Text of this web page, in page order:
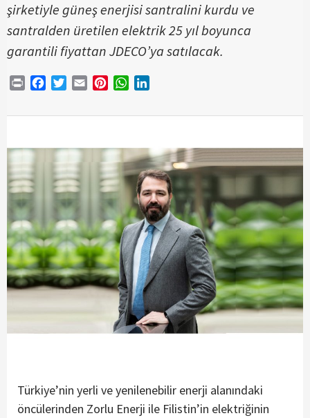
şirketiyle güneş enerjisi santralini kurdu ve
santralden üretilen elektrik 25 yıl boyunca
garantili fiyattan JDECO’ya satılacak.
Print FacebookTwitterEmail PinterestWhatsApp
Türkiye’nin yerli ve yenilenebilir enerji alanındaki
öncülerinden Zorlu Enerji ile Filistin’in elektriğinin